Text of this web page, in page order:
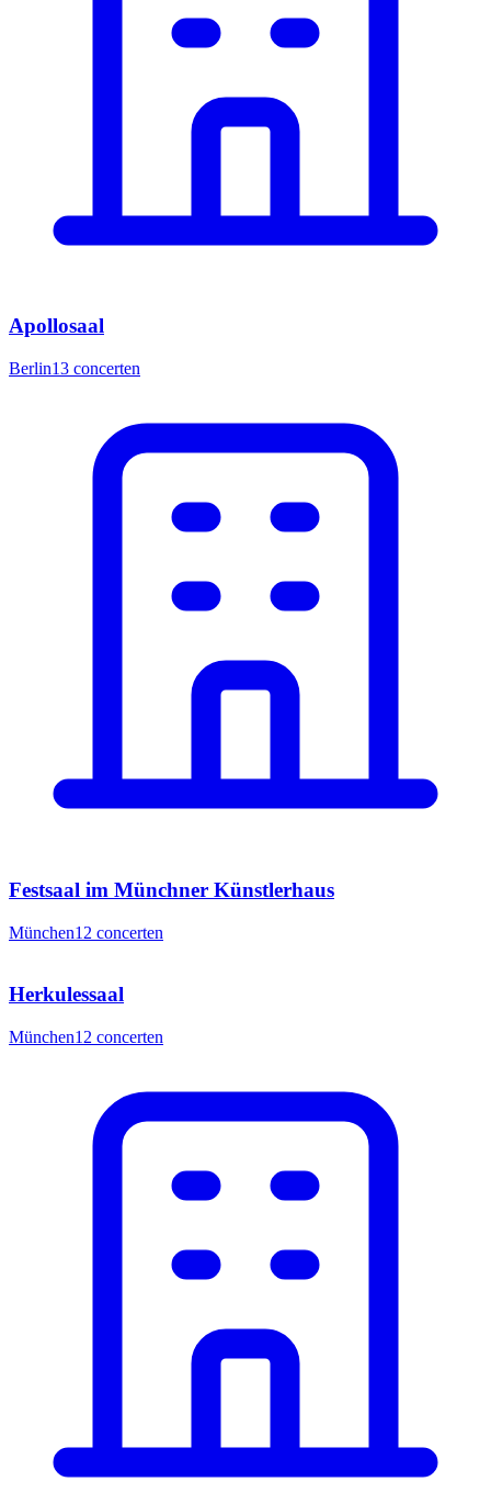
Apollosaal
Berlin13 concerten
Festsaal im Münchner Künstlerhaus
München12 concerten
Herkulessaal
München12 concerten